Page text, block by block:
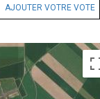
AJOUTER VOTRE VOTE